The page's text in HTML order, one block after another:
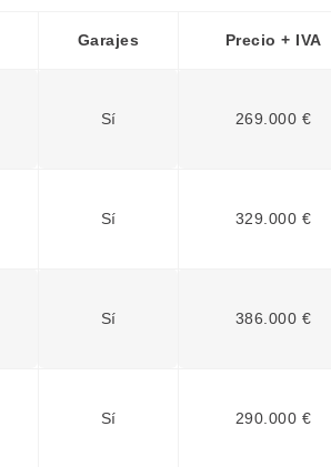
Garajes Precio + IVA
Sí 269.000 €
Sí 329.000 €
Sí 386.000 €
Sí 290.000 €